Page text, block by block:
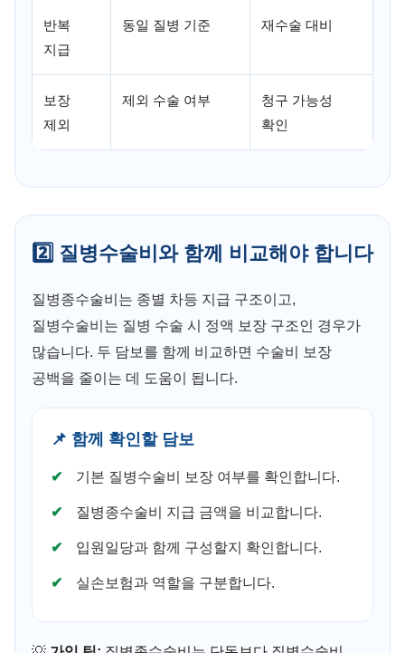
반복
지급
동일 질병 기준 재수술 대비
보장
제외
제외 수술 여부
청구 가능성
확인
2️⃣ 질병수술비와 함께 비교해야 합니다
질병종수술비는 종별 차등 지급 구조이고,
질병수술비는 질병 수술 시 정액 보장 구조인 경우가
많습니다. 두 담보를 함께 비교하면 수술비 보장
공백을 줄이는 데 도움이 됩니다.
📌 함께 확인할 담보
기본 질병수술비 보장 여부를 확인합니다.
질병종수술비 지급 금액을 비교합니다.
입원일당과 함께 구성할지 확인합니다.
실손보험과 역할을 구분합니다.